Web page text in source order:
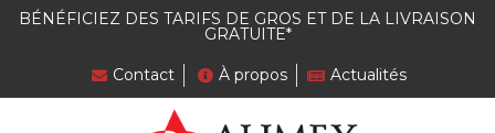
BÉNÉFICIEZ DES TARIFS DE GROS ET DE LA LIVRAISON
GRATUITE*
Contact À propos Actualités